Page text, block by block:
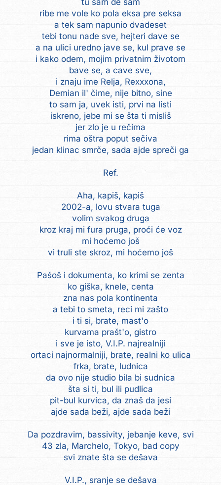
ribe me vole ko pola eksa pre seksa
a tek sam napunio dvadeset
tebi tonu nade sve, hejteri dave se
a na ulici uredno jave se, kul prave se
i kako odem, mojim privatnim životom
bave se, a cave sve,
i znaju ime Relja, Rexxxona,
Demian il' čime, nije bitno, sine
to sam ja, uvek isti, prvi na listi
iskreno, jebe mi se šta ti misliš
jer zlo je u rečima
rima oštra poput sečiva
jedan klinac smrče, sada ajde spreči ga
Ref.
Aha, kapiš, kapiš
2002-a, lovu stvara tuga
volim svakog druga
kroz kraj mi fura pruga, proći će voz
mi hoćemo još
vi truli ste skroz, mi hoćemo još
Pašoš i dokumenta, ko krimi se zenta
ko giška, knele, centa
zna nas pola kontinenta
a tebi to smeta, reci mi zašto
i ti si, brate, mast'o
kurvama prašt'o, gistro
i sve je isto, V.I.P. najrealniji
ortaci najnormalniji, brate, realni ko ulica
frka, brate, ludnica
da ovo nije studio bila bi sudnica
šta si ti, bul ili pudlica
pit-bul kurvica, da znaš da jesi
ajde sada beži, ajde sada beži
Da pozdravim, bassivity, jebanje keve, svi
43 zla, Marchelo, Tokyo, bad copy
svi znate šta se dešava
V.I.P., sranje se dešava